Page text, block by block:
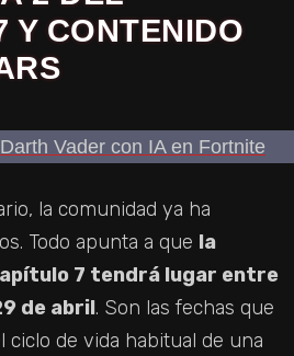
Y CONTENIDO
la comunidad ya ha
Todo apunta a que la
7 tendrá lugar entre
de abril. Son las fechas que
ciclo de vida habitual de una